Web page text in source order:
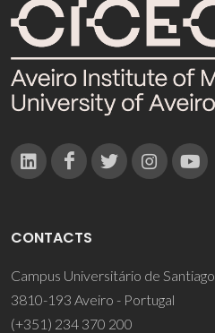
CONTACTS
Campus Universitário de Santiago
3810-193 Aveiro - Portugal
(+351) 234 370 200